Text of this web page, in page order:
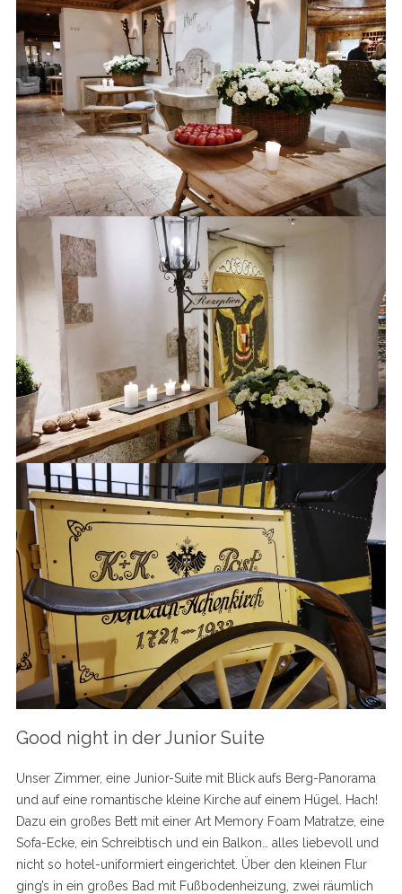
Good night in der Junior Suite
Unser Zimmer, eine Junior-Suite mit Blick aufs Berg-Panorama
und auf eine romantische kleine Kirche auf einem Hügel. Hach!
Dazu ein großes Bett mit einer Art Memory Foam Matratze, eine
Sofa-Ecke, ein Schreibtisch und ein Balkon… alles liebevoll und
nicht so hotel-uniformiert eingerichtet. Über den kleinen Flur
ging’s in ein großes Bad mit Fußbodenheizung, zwei räumlich